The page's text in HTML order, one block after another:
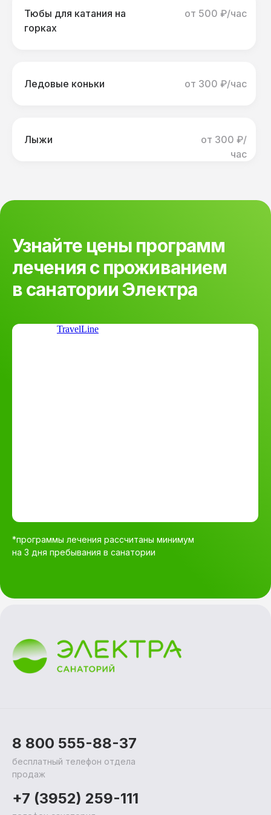
Тюбы для катания на
горках
от 500 ₽/час
Ледовые коньки от 300 ₽/час
Лыжи
от 300 ₽/
час
*программы лечения рассчитаны минимум
на 3 дня пребывания в санатории
с
Узнайте цены программ
лечения с проживанием
в санатории Электра
TravelLine
бесплатный телефон отдела
продаж
8 800 555-88-37
+7 (3952) 259-111